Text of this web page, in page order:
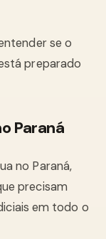
se o
preparado
Paraná
no Paraná,
precisam
em todo o